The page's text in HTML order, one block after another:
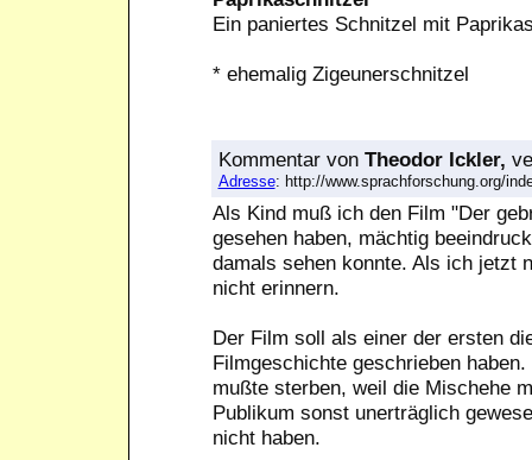
Ein paniertes Schnitzel mit
* ehemalig Zigeunerschnitzel
Kommentarvon Theodor Ickler,
Adresse: http://www.sprachforschung.org/
Als Kind muß ich den Film "Der
gesehen haben, mächtig
damals sehen konnte. Als ich jetzt
nicht erinnern.
Der Film soll als einer der ersten
Filmgeschichte geschrieben
mußte sterben, weil die Mischehe
Publikum sonst unerträglich
nicht haben.